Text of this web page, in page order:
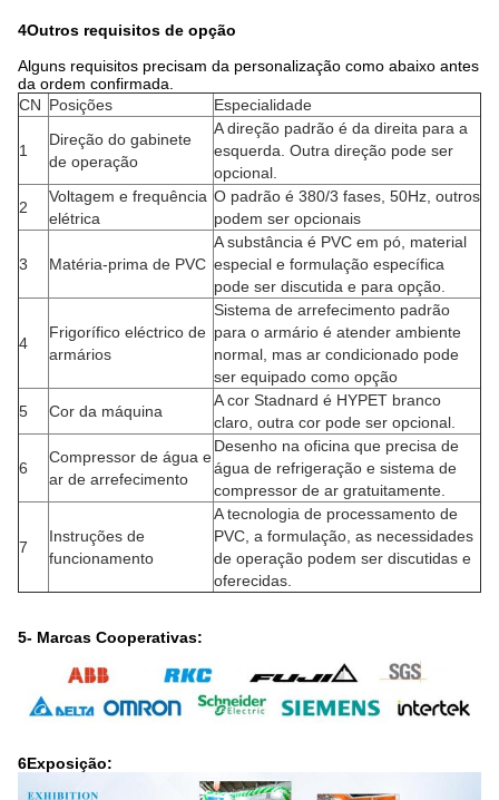
4Outros requisitos de opção
Alguns requisitos precisam da personalização como abaixo antes
da ordem confirmada.
CN Posições Especialidade
1
Direção do gabinete
de operação
A direção padrão é da direita para a
esquerda. Outra direção pode ser
opcional.
2
Voltagem e frequência
elétrica
O padrão é 380/3 fases, 50Hz, outros
podem ser opcionais
3 Matéria-prima de PVC
A substância é PVC em pó, material
especial e formulação específica
pode ser discutida e para opção.
4
Frigorífico eléctrico de
armários
Sistema de arrefecimento padrão
para o armário é atender ambiente
normal, mas ar condicionado pode
ser equipado como opção
5
Cor da máquina
A cor Stadnard é HYPET branco
claro, outra cor pode ser opcional.
6
Compressor de água e
ar de arrefecimento
Desenho na oficina que precisa de
água de refrigeração e sistema de
compressor de ar gratuitamente.
7
Instruções de
funcionamento
A tecnologia de processamento de
PVC, a formulação, as necessidades
de operação podem ser discutidas e
oferecidas.
5- Marcas Cooperativas:
6Exposição: